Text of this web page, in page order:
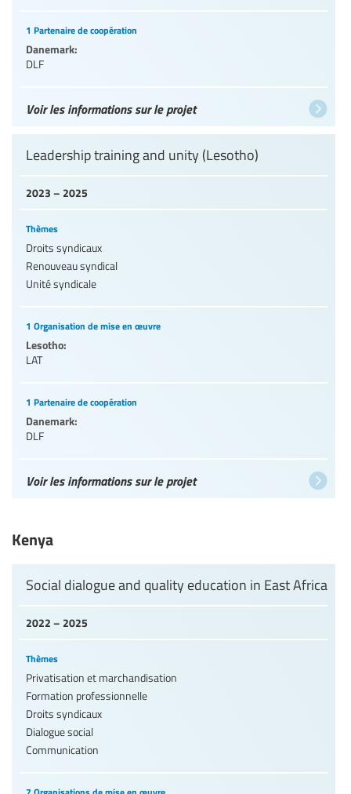
1 Partenaire de coopération
Danemark:
DLF
Voir les informations sur le projet
2023 – 2025
Leadership training and unity (Lesotho)
Thèmes
Droits syndicaux
Renouveau syndical
Unité syndicale
1 Organisation de mise en œuvre
Lesotho:
LAT
1 Partenaire de coopération
Danemark:
DLF
Voir les informations sur le projet
Kenya
2022 – 2025
Social dialogue and quality education in East Africa
Thèmes
Privatisation et marchandisation
Formation professionnelle
Droits syndicaux
Dialogue social
Communication